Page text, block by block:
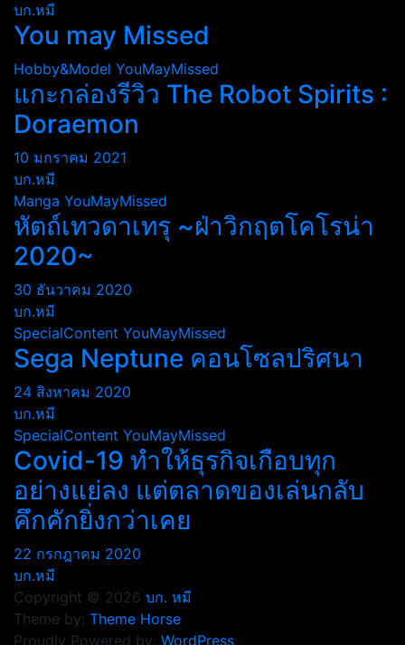
บก.หมี
You may Missed
Hobby&Model YouMayMissed
แกะกล่องรีวิว The Robot Spirits :
Doraemon
10 มกราคม 2021
บก.หมี
Manga YouMayMissed
หัตถ์เทวดาเทรุ ~ฝ่าวิกฤตโคโรน่า
2020~
30 ธันวาคม 2020
บก.หมี
SpecialContent YouMayMissed
Sega Neptune คอนโซลปริศนา
24 สิงหาคม 2020
บก.หมี
SpecialContent YouMayMissed
Covid-19 ทำให้ธุรกิจเกือบทุก
อย่างแย่ลง แต่ตลาดของเล่นกลับ
คึกคักยิ่งกว่าเคย
22 กรกฎาคม 2020
บก.หมี
Copyright © 2026 บก. หมี
Theme by: Theme Horse
Proudly Powered by: WordPress